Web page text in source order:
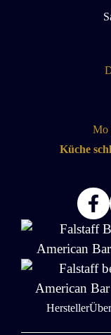
Mo
Küche
Hersteller